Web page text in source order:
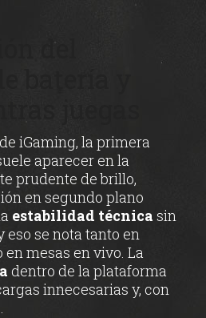
del
iGaming, la primera
aparecer en la
prudente de brillo,
en segundo plano
estabilidad técnica sin
eso se nota tanto en
mesas en vivo. La
dentro de la plataforma
innecesarias y, con